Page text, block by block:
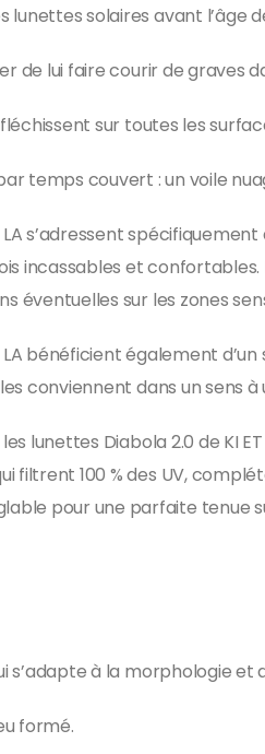
solaires avant l’âge
de lui faire courir de graves
sur toutes les
temps couvert : un voile
s’adressent
incassables et
éventuelles sur les zones
LA bénéficient également
conviennent dans un
lunettes Diabola 2.0 de
100 % des UV,
pour une parfaite tenue
s’adapte à la morphologie
formé.